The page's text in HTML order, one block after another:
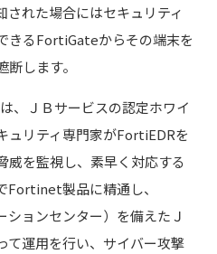
された場合にはセキュリティ
きるFortiGateからその端末を
します。
、ＪＢサービスの認定ホワイ
ュリティ専門家がFortiEDRを
威を監視し、素早く対応する
Fortinet製品に精通し、
ションセンター）を備えたＪ
て運用を行い、サイバー攻撃